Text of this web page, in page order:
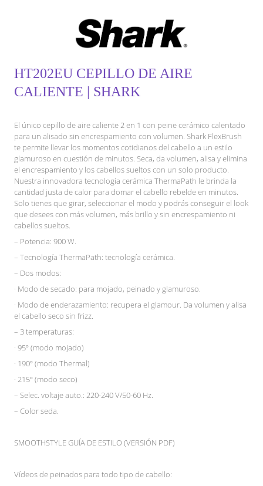
HT202EU CEPILLO DE AIRE
CALIENTE | SHARK
El único cepillo de aire caliente 2 en 1 con peine cerámico calentado
para un alisado sin encrespamiento con volumen. Shark FlexBrush
te permite llevar los momentos cotidianos del cabello a un estilo
glamuroso en cuestión de minutos. Seca, da volumen, alisa y elimina
el encrespamiento y los cabellos sueltos con un solo producto.
Nuestra innovadora tecnología cerámica ThermaPath le brinda la
cantidad justa de calor para domar el cabello rebelde en minutos.
Solo tienes que girar, seleccionar el modo y podrás conseguir el look
que desees con más volumen, más brillo y sin encrespamiento ni
cabellos sueltos.
– Potencia: 900 W.
– Tecnología ThermaPath: tecnología cerámica.
– Dos modos:
· Modo de secado: para mojado, peinado y glamuroso.
· Modo de enderazamiento: recupera el glamour. Da volumen y alisa
el cabello seco sin frizz.
– 3 temperaturas:
· 95º (modo mojado)
· 190º (modo Thermal)
· 215º (modo seco)
– Selec. voltaje auto.: 220-240 V/50-60 Hz.
– Color seda.
SMOOTHSTYLE GUÍA DE ESTILO (VERSIÓN PDF)
Vídeos de peinados para todo tipo de cabello: